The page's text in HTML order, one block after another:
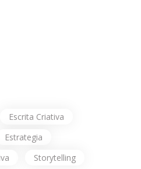
Escrita Criativa
Estrategia
Storytelling